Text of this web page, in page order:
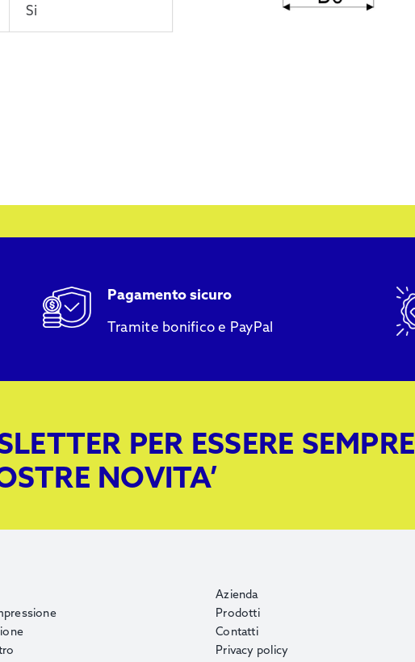
Si
Pagamento sicuro
Tramite bonifico e PayPal
PER ESSERE SEMPRE
NOVITA’
Azienda
Prodotti
Contatti
Privacy policy